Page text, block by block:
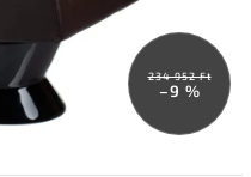
234 952 Ft
–9 %